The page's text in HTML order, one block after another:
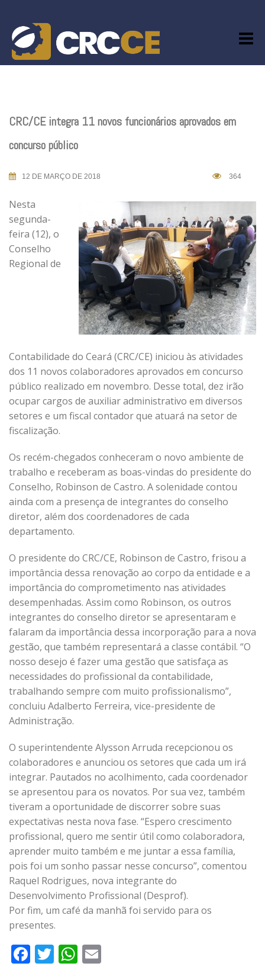
content
CRC/CE integra 11 novos funcionários aprovados em
concurso público
12 DE MARÇO DE 2018 364
Nesta
segunda-
feira (12), o
Conselho
Regional de
Contabilidade do Ceará (CRC/CE) iniciou às atividades
dos 11 novos colaboradores aprovados em concurso
público realizado em novembro. Desse total, dez irão
ocupar cargos de auxiliar administrativo em diversos
setores e um fiscal contador que atuará na setor de
fiscalização.
Os recém-chegados conheceram o novo ambiente de
trabalho e receberam as boas-vindas do presidente do
Conselho, Robinson de Castro. A solenidade contou
ainda com a presença de integrantes do conselho
diretor, além dos coordenadores de cada
departamento.
O presidente do CRC/CE, Robinson de Castro, frisou a
importância dessa renovação ao corpo da entidade e a
importância do comprometimento nas atividades
desempenhadas. Assim como Robinson, os outros
integrantes do conselho diretor se apresentaram e
falaram da importância dessa incorporação para a nova
gestão, que também representará a classe contábil. “O
nosso desejo é fazer uma gestão que satisfaça as
necessidades do profissional da contabilidade,
trabalhando sempre com muito profissionalismo”,
concluiu Adalberto Ferreira, vice-presidente de
Administração.
O superintendente Alysson Arruda recepcionou os
colaboradores e anunciou os setores que cada um irá
integrar. Pautados no acolhimento, cada coordenador
se apresentou para os novatos. Por sua vez, também
tiveram a oportunidade de discorrer sobre suas
expectativas nesta nova fase. “Espero crescimento
profissional, quero me sentir útil como colaboradora,
aprender muito também e me juntar a essa família,
pois foi um sonho passar nesse concurso”, comentou
Raquel Rodrigues, nova integrante do
Desenvolvimento Profissional (Desprof).
Por fim, um café da manhã foi servido para os
presentes.
Facebook
TwitterWhatsApp